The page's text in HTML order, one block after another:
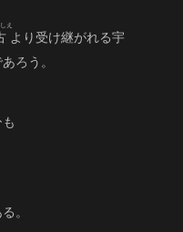
え
より受け継がれる宇
ろう。
。